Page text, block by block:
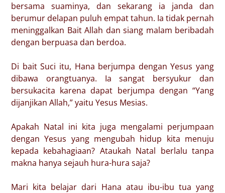
bersama suaminya, dan sekarang ia janda dan
berumur delapan puluh empat tahun. Ia tidak pernah
meninggalkan Bait Allah dan siang malam beribadah
dengan berpuasa dan berdoa.
Di bait Suci itu, Hana berjumpa dengan Yesus yang
dibawa orangtuanya. Ia sangat bersyukur dan
bersukacita karena dapat berjumpa dengan “Yang
dijanjikan Allah,” yaitu Yesus Mesias.
Apakah Natal ini kita juga mengalami perjumpaan
dengan Yesus yang mengubah hidup kita menuju
kepada kebahagiaan? Ataukah Natal berlalu tanpa
makna hanya sejauh hura-hura saja?
Mari kita belajar dari Hana atau ibu-ibu tua yang